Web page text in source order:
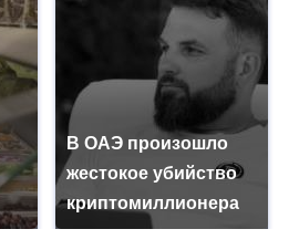
В ОАЭ произошло
жестокое убийство
криптомиллионера